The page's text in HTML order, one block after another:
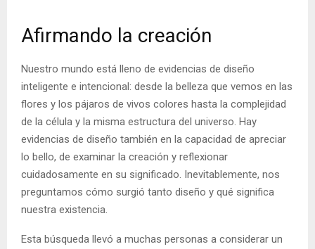
Afirmando la creación
Nuestro mundo está lleno de evidencias de diseño
inteligente e intencional: desde la belleza que vemos en las
flores y los pájaros de vivos colores hasta la complejidad
de la célula y la misma estructura del universo. Hay
evidencias de diseño también en la capacidad de apreciar
lo bello, de examinar la creación y reflexionar
cuidadosamente en su significado. Inevitablemente, nos
preguntamos cómo surgió tanto diseño y qué significa
nuestra existencia.
Esta búsqueda llevó a muchas personas a considerar un